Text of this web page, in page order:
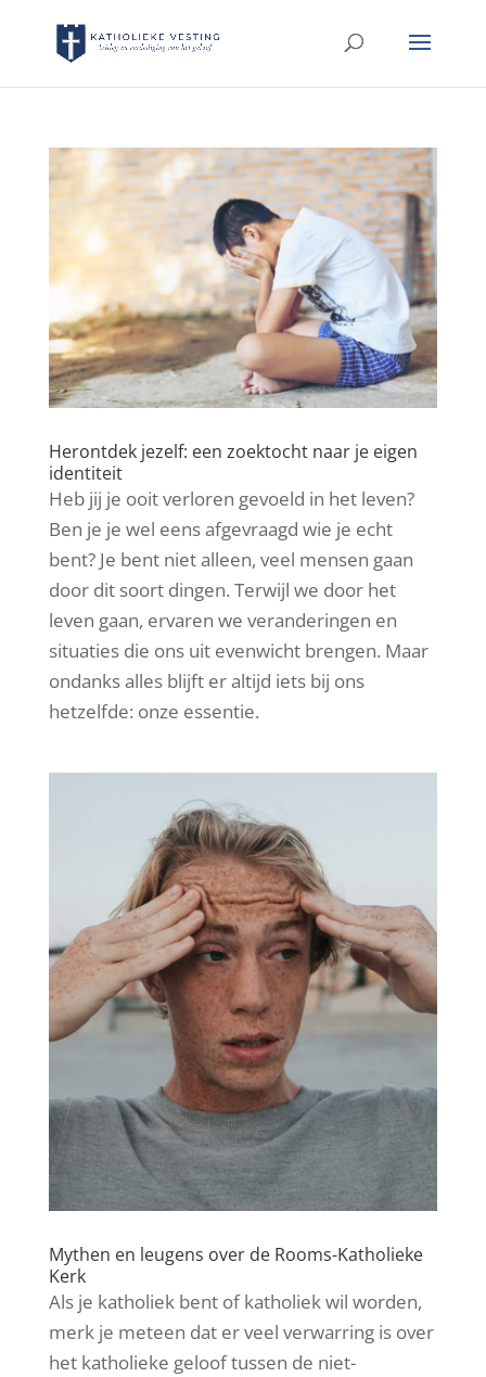
Herontdek jezelf: een zoektocht naar je eigen
identiteit
Heb jij je ooit verloren gevoeld in het leven?
Ben je je wel eens afgevraagd wie je echt
bent? Je bent niet alleen, veel mensen gaan
door dit soort dingen. Terwijl we door het
leven gaan, ervaren we veranderingen en
situaties die ons uit evenwicht brengen. Maar
ondanks alles blijft er altijd iets bij ons
hetzelfde: onze essentie.
Mythen en leugens over de Rooms-Katholieke
Kerk
Als je katholiek bent of katholiek wil worden,
merk je meteen dat er veel verwarring is over
het katholieke geloof tussen de niet-